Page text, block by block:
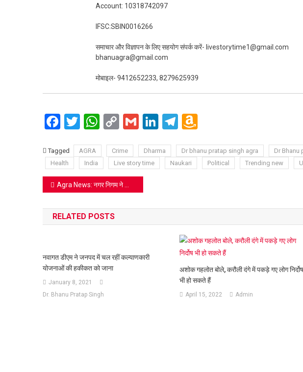
Account: 10318742097
IFSC:SBIN0016266
समाचार और विज्ञापन के लिए सहयोग संपर्क करें- livestorytime1@gmail.com
bhanuagra@gmail.com
मोबाइल- 9412652233, 8279625939
Facebook
Twitter
WhatsApp
CopyGmailLinkedIn
Telegram
List
Tagged AGRA Crime Dharma Dr bhanu pratap singh agra Dr Bhanu
Health
India Live story time Naukari Political Trending new
Post
navigation
Agra News: नगर निगम ने किया सफाई मित्रों का सम्मान, स्वच्छता सर्वेक्षण 2024 में सहयोग की अपील
RELATED POSTS
नवागत डीएम ने जनपद में चल रहीं कल्याणकारी
योजनाओं की हकीकत को जाना
January 8, 2021
Dr. Bhanu Pratap Singh
अशोक गहलोत बोले, करौली दंगे में पकड़े गए लोग निर्दोष
भी हो सकते हैं
April 15, 2022 Admin